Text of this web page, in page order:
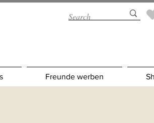
Freunde werben